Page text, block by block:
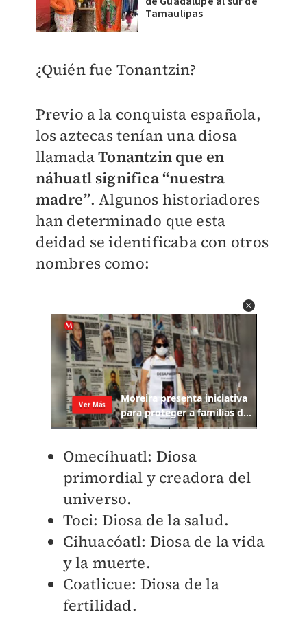
Tamaulipas
¿Quién fue Tonantzin?
Previo a la conquista española,
los aztecas tenían una diosa
llamadaTonantzin que en
náhuatl significa “nuestra
madre”. Algunos historiadores
han determinado que esta
deidad se identificaba con otros
nombres como:
Omecíhuatl: Diosa
primordial y creadora del
universo.
Toci: Diosa de la salud.
Cihuacóatl: Diosa de la vida
y la muerte.
Coatlicue: Diosa de la
fertilidad.